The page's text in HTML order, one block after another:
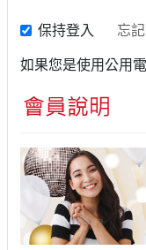
保持登入 忘
如果您是使用公用